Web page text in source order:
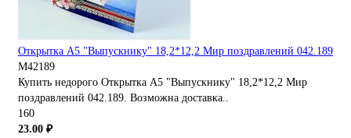
Открытка А5 "Выпускнику" 18,2*12,2 Мир поздравлений 042.189
М42189
Купить недорого Открытка А5 "Выпускнику" 18,2*12,2 Мир
поздравлений 042.189. Возможна доставка..
160
23.00 ₽